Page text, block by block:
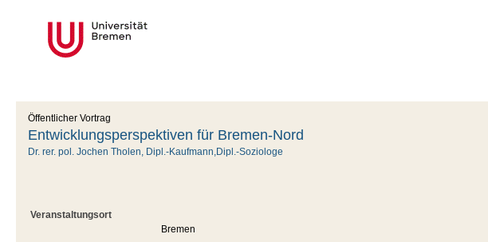
Öffentlicher Vortrag
Entwicklungsperspektiven für Bremen-Nord
Dr. rer. pol. Jochen Tholen, Dipl.-Kaufmann,Dipl.-Soziologe
Veranstaltungsort
Bremen